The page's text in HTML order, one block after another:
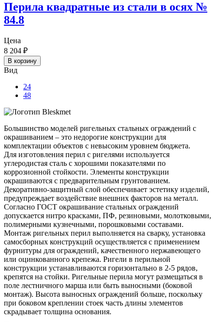
Перила квадратные из стали в осях №
84.8
Цена
8 204 ₽
В корзину
Вид
24
48
Большинство моделей ригельных стальных ограждений с
окрашиванием – это недорогие конструкции для
комплектации объектов с невысоким уровнем бюджета.
Для изготовления перил с ригелями используется
углеродистая сталь с хорошими показателями по
коррозионной стойкости. Элементы конструкции
окрашиваются с предварительным грунтованием.
Декоративно-защитный слой обеспечивает эстетику изделий,
предупреждает воздействие внешних факторов на металл.
Согласно ГОСТ окрашивание стальных ограждений
допускается нитро красками, ПФ, резиновыми, молотковыми,
полимерными кузнечными, порошковыми составами.
Монтаж ригельных перил выполняется на сварку, установка
самосборных конструкций осуществляется с применением
фурнитуры для ограждений, качественного нержавеющего
или оцинкованного крепежа. Ригели в перильной
конструкции устанавливаются горизонтально в 2-5 рядов,
крепятся на стойки. Ригельные перила могут размещаться в
поле лестничного марша или быть выносными (боковой
монтаж). Высота выносных ограждений больше, поскольку
при боковом креплении стоек часть длины элементов
скрадывает толщина основания.